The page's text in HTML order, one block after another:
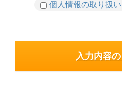
個人情報の取り扱い